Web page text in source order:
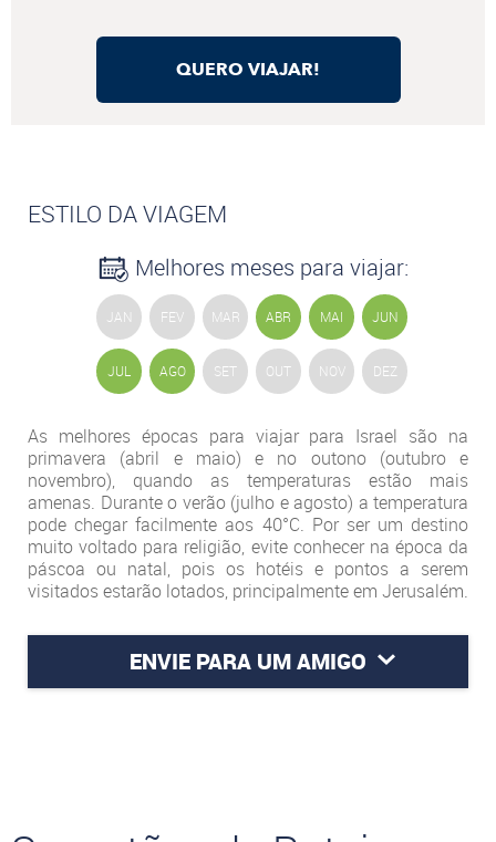
QUERO VIAJAR!
ESTILO DA VIAGEM
Melhores meses para viajar:
JAN FEV MAR ABR MAI JUN
JUL AGO SET OUT NOV DEZ
As melhores épocas para viajar para Israel são na
primavera (abril e maio) e no outono (outubro e
novembro), quando as temperaturas estão mais
amenas. Durante o verão (julho e agosto) a temperatura
pode chegar facilmente aos 40°C. Por ser um destino
muito voltado para religião, evite conhecer na época da
páscoa ou natal, pois os hotéis e pontos a serem
visitados estarão lotados, principalmente em Jerusalém.
ENVIE PARA UM AMIGO